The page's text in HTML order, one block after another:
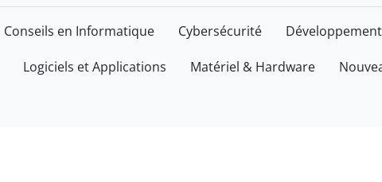
Conseils en Informatique Cybersécurité
Logiciels et Applications Matériel & Hardware